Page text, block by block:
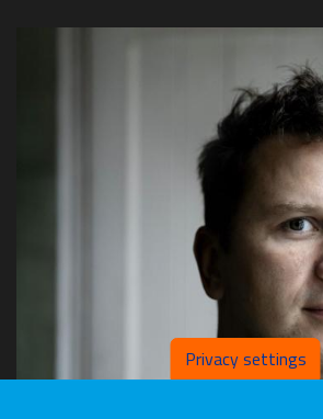
Privacy settings